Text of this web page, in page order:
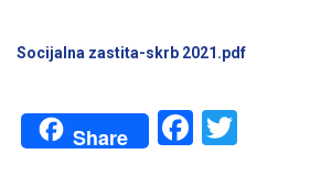
Socijalna zastita-skrb 2021.pdf
Share Facebook